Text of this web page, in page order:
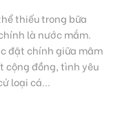
thiếu trong bữa
là nước mắm.
đặt chính giữa mâm
cộng đồng, tình yêu
loại cá...